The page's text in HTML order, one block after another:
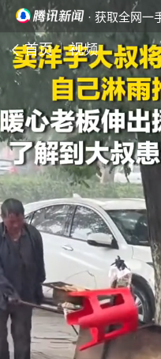
· 获取全网一
首页 视频